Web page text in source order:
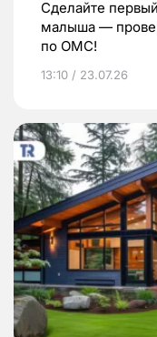
Сделайте
малыша —
по ОМС!
13:10 / 23.07.26